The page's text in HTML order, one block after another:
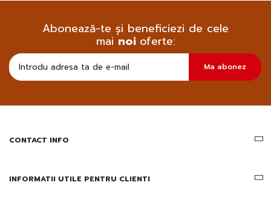
Abonează-te și beneficiezi de cele
mainoi oferte:
sa
primesc
informatii
Ma abonez
CONTACT INFO
INFORMATII UTILE PENTRU CLIENTI